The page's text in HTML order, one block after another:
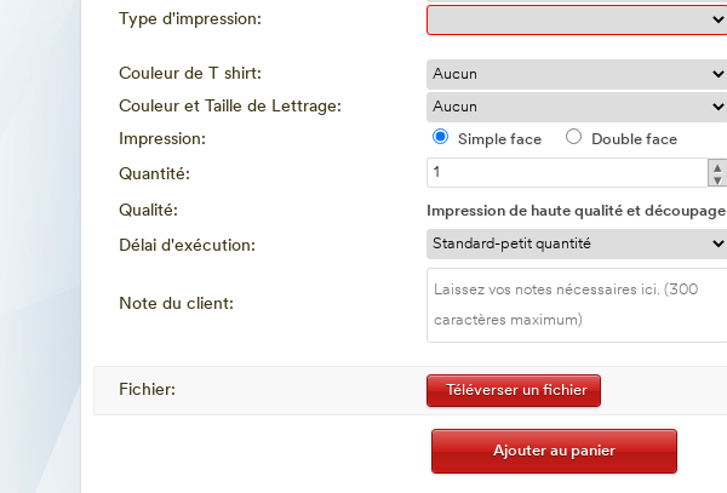
Type d'impression:
Couleur de T shirt:
Couleur et Taille de Lettrage:
Impression:
Simple face Double face
Quantité: ▴
▾
Qualité: Impression de haute qualité et découpage
Délai d'exécution:
Note du client:
Fichier: Téléverser un fichier